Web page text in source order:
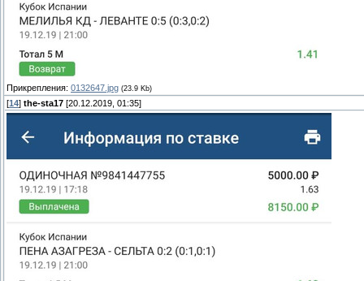
Прикрепления: 0132647.jpg (23.9 Kb)
[14] the-sta17 [20.12.2019, 01:35]